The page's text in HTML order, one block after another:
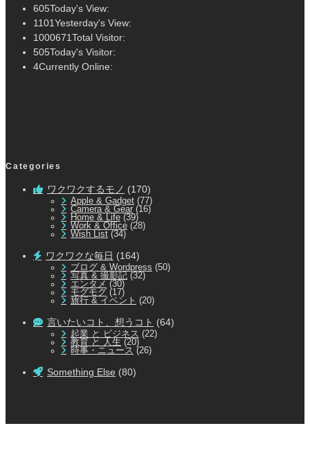
605Today's View:
1101Yesterday's View:
1000671Total Visitor:
505Today's Visitor:
4Currently Online:
Categories
ワクワクするモノ (170)
Apple & Gadget (77)
Camera & Gear (16)
Home & Life (39)
Work & Office (28)
Wish List (34)
ワクワクな毎日 (164)
ブログ & Wordpress (50)
写真 & 撮影記 (32)
エンタメ (30)
モグモグ (17)
旅行 & イベント (20)
言いたいコト、想うコト (64)
起業 と ビジネス (22)
教育 と 人生 (20)
時事・ニュース (26)
Something Else (80)